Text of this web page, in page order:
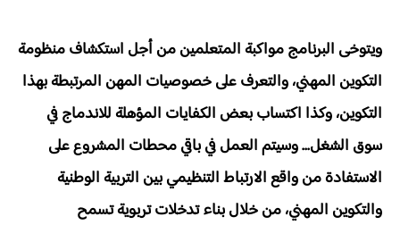
ويتوخى البرنامج مواكبة المتعلمين من أجل استكشاف منظومة
التكوين المهني، والتعرف على خصوصيات المهن المرتبطة بهذا
التكوين، وكذا اكتساب بعض الكفايات المؤهلة للاندماج في
سوق الشغل... وسيتم العمل في باقي محطات المشروع على
الاستفادة من واقع الارتباط التنظيمي بين التربية الوطنية
والتكوين المهني، من خلال بناء تدخلات تربوية تسمح